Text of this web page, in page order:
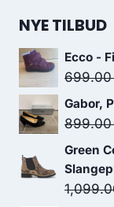
NYE TILBUD
Ecco -
Gabor,
Green